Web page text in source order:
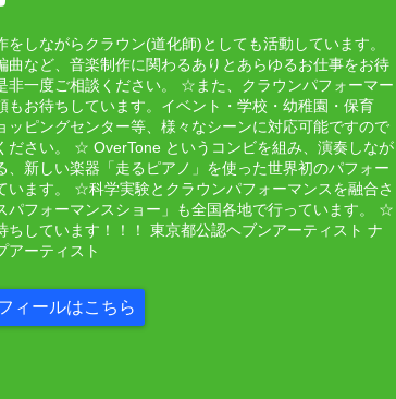
しながらクラウン(道化師)としても活動しています。
など、音楽制作に関わるありとあらゆるお仕事をお待
非一度ご相談ください。 ☆また、クラウンパフォーマー
もお待ちしています。イベント・学校・幼稚園・保育
ッピングセンター等、様々なシーンに対応可能ですので
ださい。 ☆ OverTone というコンビを組み、演奏しなが
、新しい楽器「走るピアノ」を使った世界初のパフォー
います。 ☆科学実験とクラウンパフォーマンスを融合さ
パフォーマンスショー」も全国各地で行っています。 ☆
ちしています！！！ 東京都公認ヘブンアーティスト ナ
アーティスト
ィールはこちら